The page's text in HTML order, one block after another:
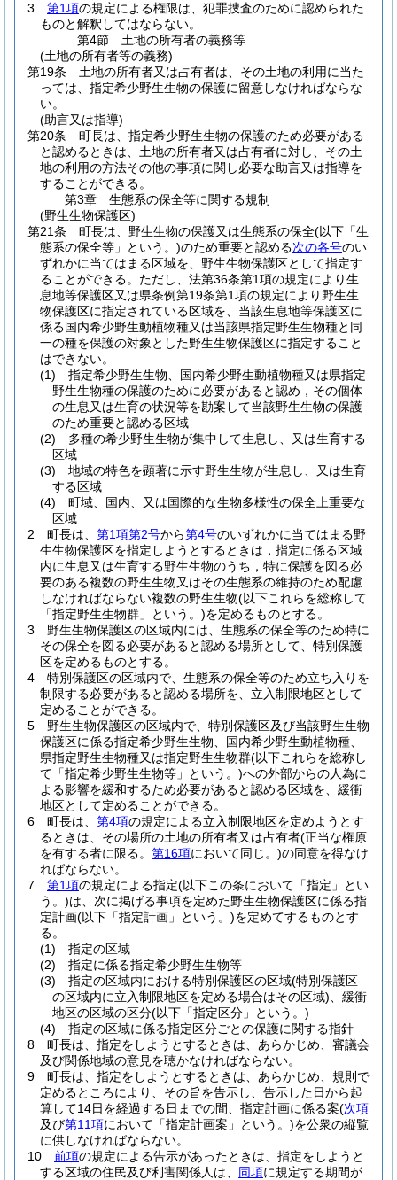
3
第1項の規定による権限は、犯罪捜査のために認められた
ものと解釈してはならない。
第4節
土地の所有者の義務等
(土地の所有者等の義務)
第19条
土地の所有者又は占有者は、その土地の利用に当た
っては、指定希少野生生物の保護に留意しなければならな
い。
(助言又は指導)
第20条
町長は、指定希少野生生物の保護のため必要がある
と認めるときは、土地の所有者又は占有者に対し、その土
地の利用の方法その他の事項に関し必要な助言又は指導を
することができる。
第3章
生態系の保全等に関する規制
(野生生物保護区)
第21条
町長は、野生生物の保護又は生態系の保全(以下「生
態系の保全等」という。)のため重要と認める次の各号のい
ずれかに当てはまる区域を、野生生物保護区として指定す
ることができる。 ただし、法第36条第1項の規定により生
息地等保護区又は県条例第19条第1項の規定により野生生
物保護区に指定されている区域を、当該生息地等保護区に
係る国内希少野生動植物種又は当該県指定野生生物種と同
一の種を保護の対象とした野生生物保護区に指定すること
はできない。
(1)
指定希少野生生物、国内希少野生動植物種又は県指定
野生生物種の保護のために必要があると認め，その個体
の生息又は生育の状況等を勘案して当該野生生物の保護
のため重要と認める区域
(2)
多種の希少野生生物が集中して生息し、又は生育する
区域
(3)
地域の特色を顕著に示す野生生物が生息し、又は生育
する区域
(4)
町域、国内、又は国際的な生物多様性の保全上重要な
区域
2
町長は、 第1項第2号から第4号のいずれかに当てはまる野
生生物保護区を指定しようとするときは，指定に係る区域
内に生息又は生育する野生生物のうち，特に保護を図る必
要のある複数の野生生物又はその生態系の維持のため配慮
しなければならない複数の野生生物(以下これらを総称して
「指定野生生物群」という。)を定めるものとする。
3
野生生物保護区の区域内には、生態系の保全等のため特に
その保全を図る必要があると認める場所として、特別保護
区を定めるものとする。
4
特別保護区の区域内で、生態系の保全等のため立ち入りを
制限する必要があると認める場所を、立入制限地区として
定めることができる。
5
野生生物保護区の区域内で、特別保護区及び当該野生生物
保護区に係る指定希少野生生物、国内希少野生動植物種、
県指定野生生物種又は指定野生生物群(以下これらを総称し
て「指定希少野生生物等」という。)への外部からの人為に
よる影響を緩和するため必要があると認める区域を、緩衝
地区として定めることができる。
6
町長は、 第4項の規定による立入制限地区を定めようとす
るときは、その場所の土地の所有者又は占有者(正当な権原
を有する者に限る。 第16項において同じ。)の同意を得なけ
ればならない。
7
第1項の規定による指定(以下この条において「指定」とい
う。)は、次に掲げる事項を定めた野生生物保護区に係る指
定計画(以下「指定計画」という。)を定めてするものとす
る。
(1)
指定の区域
(2)
指定に係る指定希少野生生物等
(3)
指定の区域内における特別保護区の区域(特別保護区
の区域内に立入制限地区を定める場合はその区域) 、緩衝
地区の区域の区分(以下「指定区分」という。)
(4)
指定の区域に係る指定区分ごとの保護に関する指針
8
町長は、指定をしようとするときは、あらかじめ、審議会
及び関係地域の意見を聴かなければならない。
9
町長は、指定をしようとするときは、あらかじめ、規則で
定めるところにより、その旨を告示し、告示した日から起
算して14日を経過する日までの間、指定計画に係る案(次項
及び第11項において「指定計画案」という。)を公衆の縦覧
に供しなければならない。
10
前項の規定による告示があったときは、指定をしようと
する区域の住民及び利害関係人は、 同項に規定する期間が